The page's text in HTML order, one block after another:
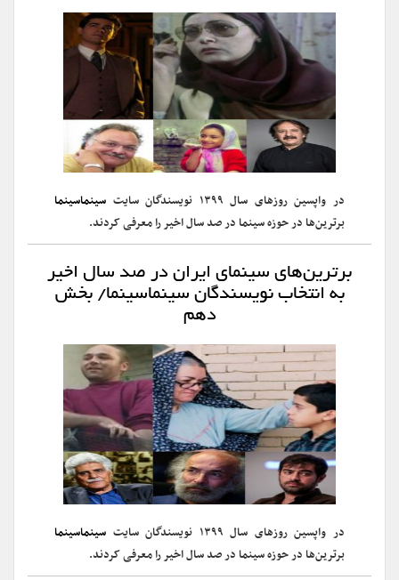
در واپسین روزهای سال ۱۳۹۹ نویسندگان سایت
سینماسینما
برترین‌ها در حوزه سینما در صد سال اخیر را معرفی کردند.
برترین‌های سینمای ایران در صد سال اخیر
به انتخاب نویسندگان سینماسینما/ بخش
دهم
در واپسین روزهای سال ۱۳۹۹ نویسندگان سایت
سینماسینما
برترین‌ها در حوزه سینما در صد سال اخیر را معرفی کردند.